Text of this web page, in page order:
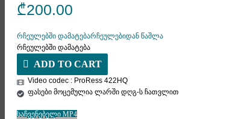
₾200.00
რჩეულებში დამატებარჩეულებიდან წაშლა
რჩეულებში დამატება
ADD TO CART
Video codec : ProRess 422HQ
ფასები მოცემულია ლარში დღგ-ს ჩათვლით
საჩვენებელი MP4